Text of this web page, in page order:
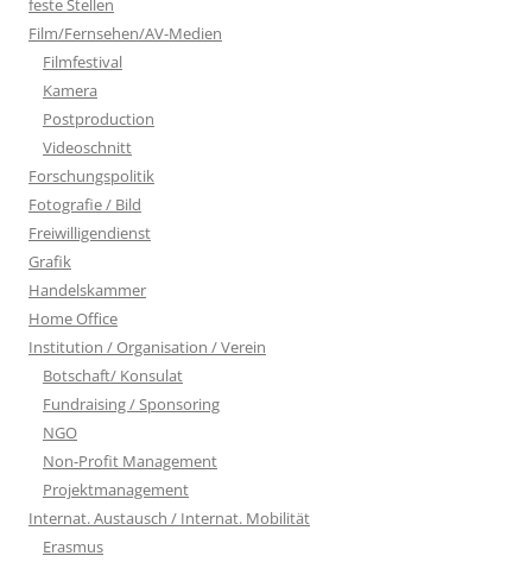
feste Stellen
Film/Fernsehen/AV-Medien
Filmfestival
Kamera
Postproduction
Videoschnitt
Forschungspolitik
Fotografie / Bild
Freiwilligendienst
Grafik
Handelskammer
Home Office
Institution / Organisation / Verein
Botschaft/ Konsulat
Fundraising / Sponsoring
NGO
Non-Profit Management
Projektmanagement
Internat. Austausch / Internat. Mobilität
Erasmus